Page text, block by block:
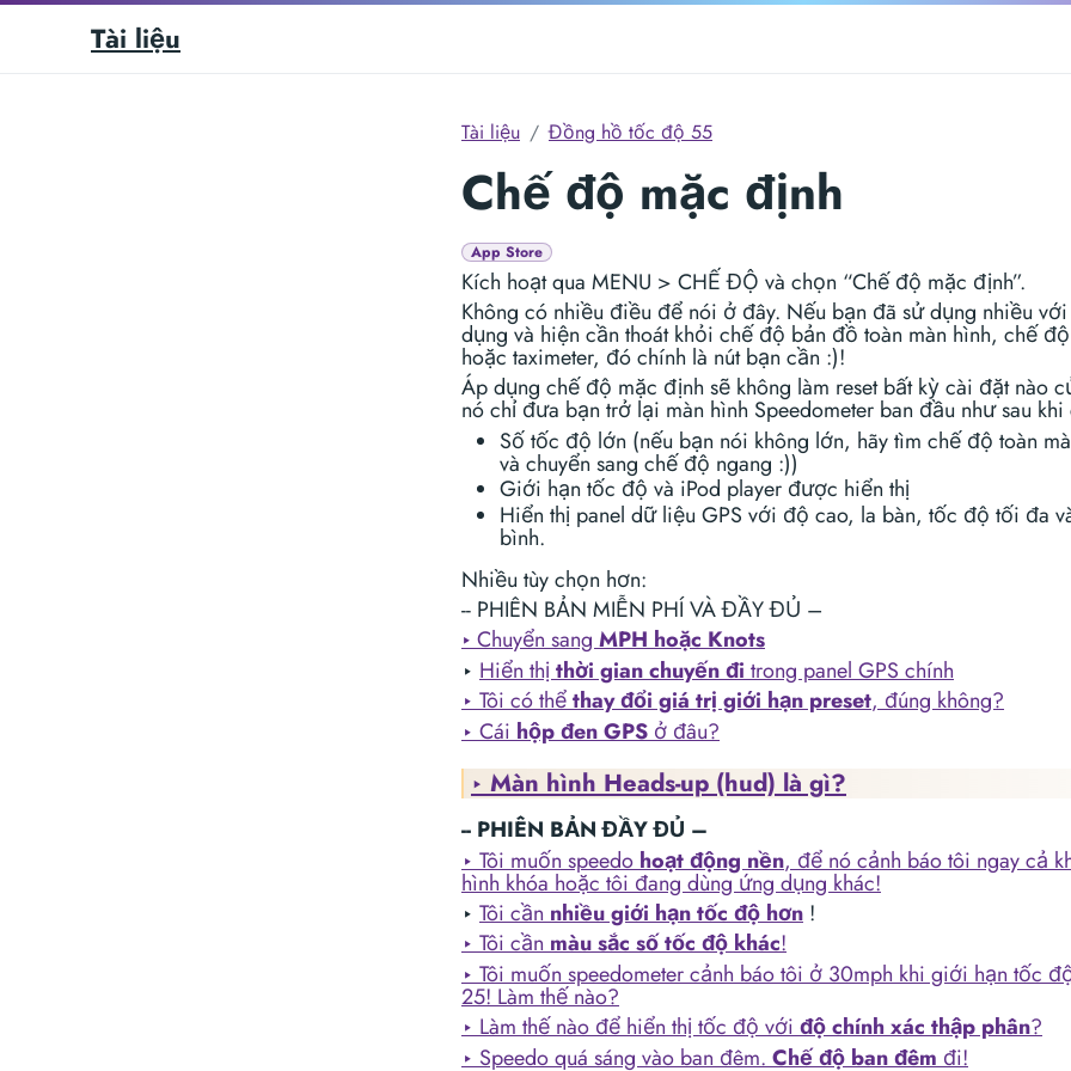
Tài liệu
Tài liệu Đồng hồ tốc độ 55
Chế độ mặc định
App Store
Kích hoạt qua MENU > CHẾ ĐỘ và chọn “Chế độ mặc định”.
Không có nhiều điều để nói ở đây. Nếu bạn đã sử dụng nhiều
dụng và hiện cần thoát khỏi chế độ bản đồ toàn màn hình, chế
hoặc taximeter, đó chính là nút bạn cần :)!
Áp dụng chế độ mặc định sẽ không làm reset bất kỳ cài đặt nào
nó chỉ đưa bạn trở lại màn hình Speedometer ban đầu như sau
Số tốc độ lớn (nếu bạn nói không lớn, hãy tìm chế độ toàn
và chuyển sang chế độ ngang :))
Giới hạn tốc độ và iPod player được hiển thị
Hiển thị panel dữ liệu GPS với độ cao, la bàn, tốc độ tối đa
bình.
Nhiều tùy chọn hơn:
-- PHIÊN BẢN MIỄN PHÍ VÀ ĐẦY ĐỦ –
‣Chuyển sangMPH hoặc Knots
‣ Hiển thị thời gian chuyến đi trong panel GPS chính
‣ Tôi có thểthay đổi giá trị giới hạn preset, đúng không?
‣ Cái hộp đen GPS ở đâu?
‣ Màn hình Heads-up (hud) là gì?
-- PHIÊN BẢN ĐẦY ĐỦ –
‣ Tôi muốn speedo hoạt động nền, để nó cảnh báo tôi ngay cả
hình khóa hoặc tôi đang dùng ứng dụng khác!
‣ Tôi cần nhiều giới hạn tốc độ hơn !
‣ Tôi cầnmàu sắc số tốc độ khác!
‣ Tôi muốn speedometer cảnh báo tôi ở 30mph khi giới hạn tốc
25! Làm thế nào?
‣ Làm thế nào để hiển thị tốc độ với độ chính xác thập phân?
‣ Speedo quá sáng vào ban đêm. Chế độ ban đêm đi!